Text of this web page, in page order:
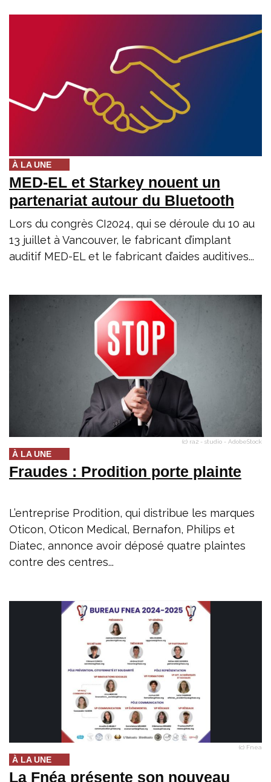
À LA UNE
MED-EL et Starkey nouent un
partenariat autour du Bluetooth
Lors du congrès CI2024, qui se déroule du 10 au
13 juillet à Vancouver, le fabricant d’implant
auditif MED-EL et le fabricant d’aides auditives...
(c) ra2 - studio - AdobeStock
À LA UNE
Fraudes : Prodition porte plainte
L’entreprise Prodition, qui distribue les marques
Oticon, Oticon Medical, Bernafon, Philips et
Diatec, annonce avoir déposé quatre plaintes
contre des centres...
(c) Fnea
À LA UNE
La Fnéa présente son nouveau